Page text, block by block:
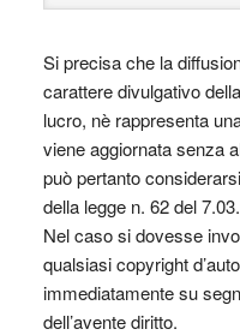
Si precisa che la
carattere divulgativo
lucro, nè rappresenta
viene aggiornata senza
può pertanto
della legge n. 62 del
Nel caso si dovesse
qualsiasi copyright
immediatamente su
dell’avente diritto.